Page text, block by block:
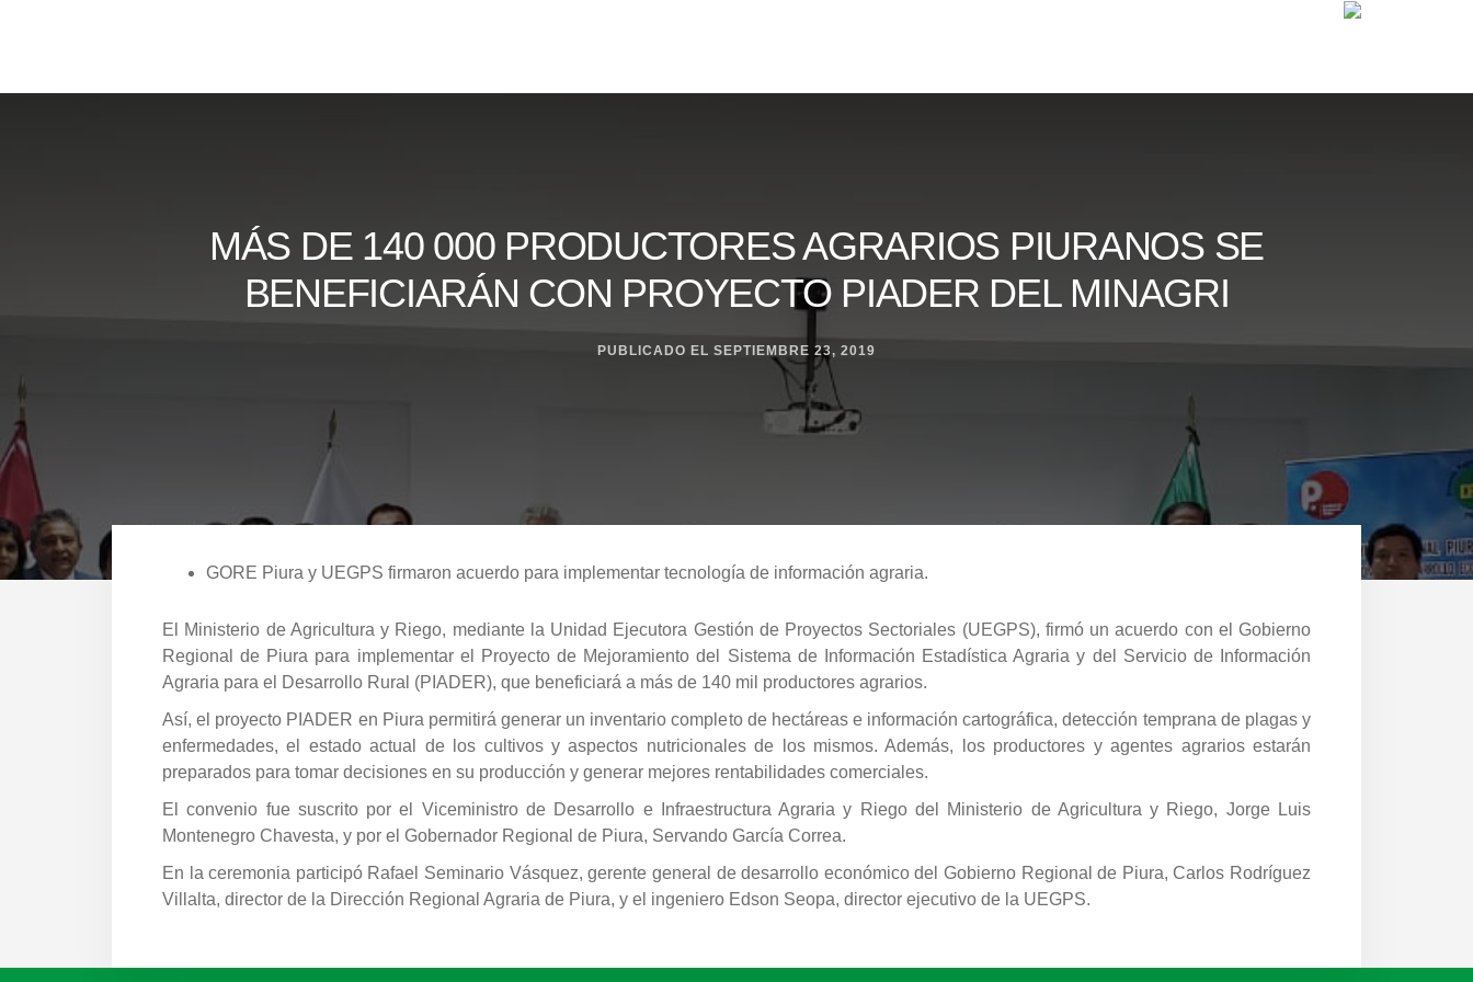
MÁS DE 140 000 PRODUCTORES AGRARIOS PIURANOS SE
BENEFICIARÁN CON PROYECTO PIADER DEL MINAGRI
PUBLICADO EL SEPTIEMBRE 23, 2019
GORE Piura y UEGPS firmaron acuerdo para implementar tecnología de información agraria.
El Ministerio de Agricultura y Riego, mediante la Unidad Ejecutora Gestión de Proyectos Sectoriales (UEGPS), firmó un acuerdo con el Gobierno
Regional de Piura para implementar el Proyecto de Mejoramiento del Sistema de Información Estadística Agraria y del Servicio de Información
Agraria para el Desarrollo Rural (PIADER), que beneficiará a más de 140 mil productores agrarios.
Así, el proyecto PIADER en Piura permitirá generar un inventario completo de hectáreas e información cartográfica, detección temprana de plagas y
enfermedades, el estado actual de los cultivos y aspectos nutricionales de los mismos. Además, los productores y agentes agrarios estarán
preparados para tomar decisiones en su producción y generar mejores rentabilidades comerciales.
El convenio fue suscrito por el Viceministro de Desarrollo e Infraestructura Agraria y Riego del Ministerio de Agricultura y Riego, Jorge Luis
Montenegro Chavesta, y por el Gobernador Regional de Piura, Servando García Correa.
En la ceremonia participó Rafael Seminario Vásquez, gerente general de desarrollo económico del Gobierno Regional de Piura, Carlos Rodríguez
Villalta, director de la Dirección Regional Agraria de Piura, y el ingeniero Edson Seopa, director ejecutivo de la UEGPS.